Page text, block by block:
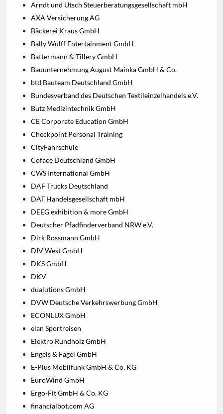
Arndt und Utsch Steuerberatungsgesellschaft mbH
AXA Versicherung AG
Bäckerei Kraus GmbH
Bally Wulff Entertainment GmbH
Battermann & Tillery GmbH
Bauunternehmung August Mainka GmbH & Co.
btd Bauteam Deutschland GmbH
Bundesverband des Deutschen Textileinzelhandels e.V.
Butz Medizintechnik GmbH
CE Corporate Education GmbH
Checkpoint Personal Training
CityFahrschule
Coface Deutschland GmbH
CWS International GmbH
DAF Trucks Deutschland
DAT Handelsgesellschaft mbH
DEEG exhibition & more GmbH
Deutscher Pfadfinderverband NRW e.V.
Dirk Rossmann GmbH
DIV West GmbH
DKS GmbH
DKV
dualutions GmbH
DVW Deutsche Verkehrswerbung GmbH
ECONLUX GmbH
elan Sportreisen
Elektro Rundholz GmbH
Engels & Fagel GmbH
E-Plus Mobilfunk GmbH & Co. KG
EuroWind GmbH
Ergo-Fit GmbH & Co. KG
financialbot.com AG